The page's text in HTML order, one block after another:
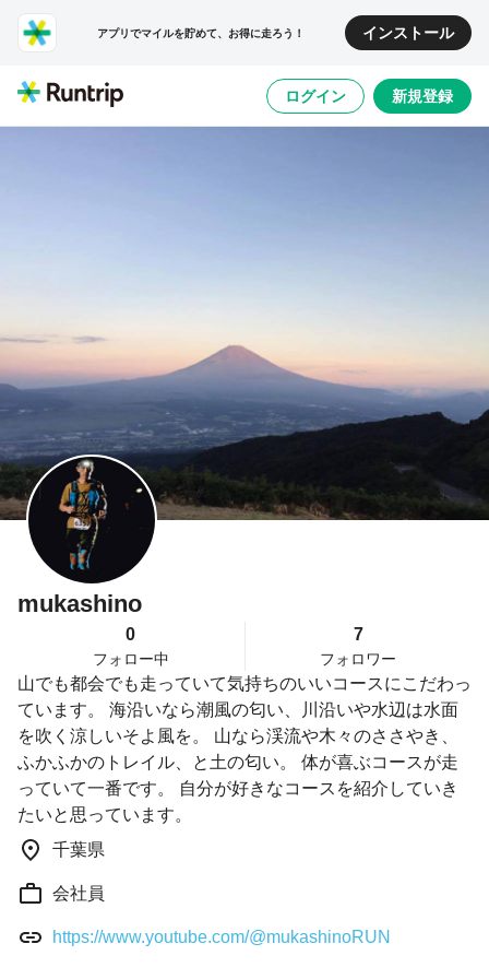
アプリでマイルを貯めて、お得に走ろう！ インストール
ログイン 新規登録
mukashino
0
フォロー中
7
フォロワー
山でも都会でも走っていて気持ちのいいコースにこだわっ
ています。 海沿いなら潮風の匂い、川沿いや水辺は水面
を吹く涼しいそよ風を。 山なら渓流や木々のささやき、
ふかふかのトレイル、と土の匂い。 体が喜ぶコースが走
っていて一番です。 自分が好きなコースを紹介していき
たいと思っています。
千葉県
会社員
https://www.youtube.com/@mukashinoRUN